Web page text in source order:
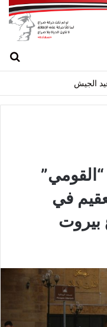
في
بيروت